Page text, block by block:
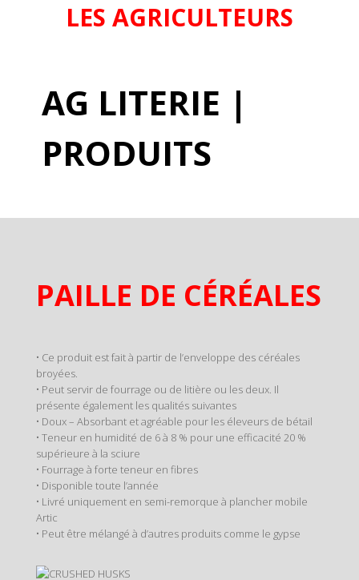
LES AGRICULTEURS
AG LITERIE |
PRODUITS
PAILLE DE CÉRÉALES
• Ce produit est fait à partir de l’enveloppe des céréales
broyées.
• Peut servir de fourrage ou de litière ou les deux. Il
présente également les qualités suivantes
• Doux – Absorbant et agréable pour les éleveurs de bétail
• Teneur en humidité de 6 à 8 % pour une efficacité 20 %
supérieure à la sciure
• Fourrage à forte teneur en fibres
• Disponible toute l’année
• Livré uniquement en semi-remorque à plancher mobile
Artic
• Peut être mélangé à d’autres produits comme le gypse